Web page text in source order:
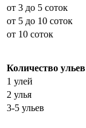
от 3 до 5 соток
от 5 до 10 соток
от 10 соток
Количество ульев
1 улей
2 улья
3-5 ульев